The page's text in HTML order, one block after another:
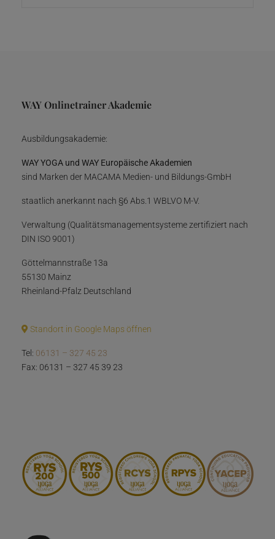
WAY Onlinetrainer Akademie
Ausbildungsakademie:
WAY YOGA und WAY Europäische Akademien
sind Marken der MACAMA Medien- und Bildungs-GmbH
staatlich anerkannt nach §6 Abs.1 WBLVO M-V.
Verwaltung (Qualitätsmanagementsysteme zertifiziert nach
DIN ISO 9001)
Göttelmannstraße 13a
55130 Mainz
Rheinland-Pfalz Deutschland
Standort in Google Maps öffnen
Tel: 06131 – 327 45 23
Fax: 06131 – 327 45 39 23